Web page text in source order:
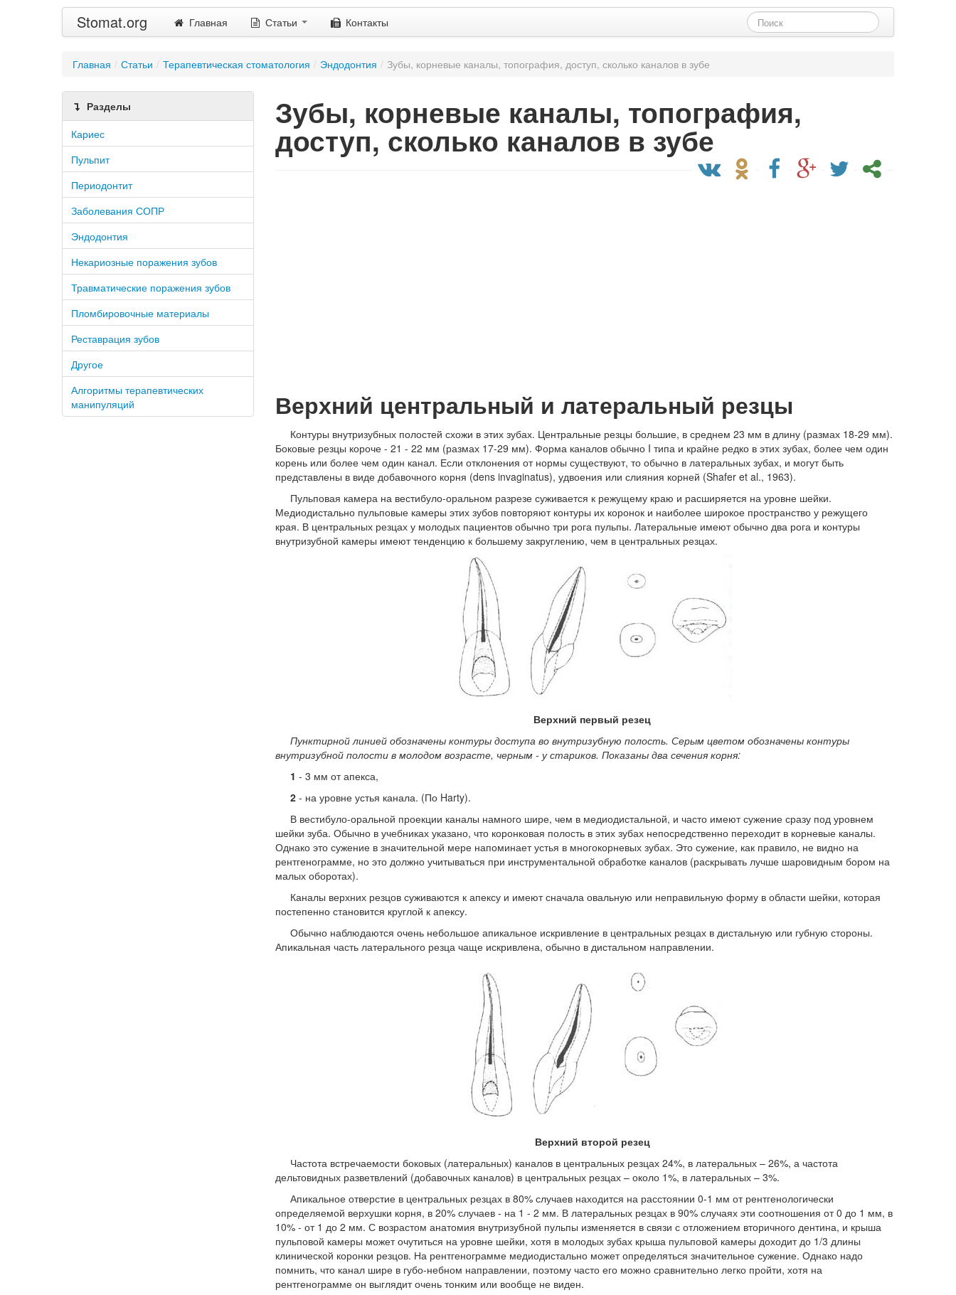
Stomat.org Главная Статьи Контакты
Главная / Статьи / Терапевтическая стоматология / Эндодонтия / Зубы, корневые каналы, топография, доступ, сколько каналов в зубе
Разделы
Кариес
Пульпит
Периодонтит
Заболевания СОПР
Эндодонтия
Некариозные поражения зубов
Травматические поражения зубов
Пломбировочные материалы
Реставрация зубов
Другое
Алгоритмы терапевтических
манипуляций
Зубы, корневые каналы, топография,
доступ, сколько каналов в зубе
Верхний центральный и латеральный резцы
Контуры внутризубных полостей схожи в этих зубах. Центральные резцы большие, в среднем 23 мм в длину (размах 18-29 мм).
Боковые резцы короче - 21 - 22 мм (размах 17-29 мм). Форма каналов обычно I типа и крайне редко в этих зубах, более чем один
корень или более чем один канал. Если отклонения от нормы существуют, то обычно в латеральных зубах, и могут быть
представлены в виде добавочного корня (dens invaginatus), удвоения или слияния корней (Shafer et al., 1963).
Пульповая камера на вестибуло-оральном разрезе суживается к режущему краю и расширяется на уровне шейки.
Медиодистально пульповые камеры этих зубов повторяют контуры их коронок и наиболее широкое пространство у режущего
края. В центральных резцах у молодых пациентов обычно три рога пульпы. Латеральные имеют обычно два рога и контуры
внутризубной камеры имеют тенденцию к большему закруглению, чем в центральных резцах.
Верхний первый резец
Пунктирной линией обозначены контуры доступа во внутризубную полость. Серым цветом обозначены контуры
внутризубной полости в молодом возрасте, черным - у стариков. Показаны два сечения корня:
1 - 3 мм от апекса,
2 - на уровне устья канала. (По Harty).
В вестибуло-оральной проекции каналы намного шире, чем в медиодистальной, и часто имеют сужение сразу под уровнем
шейки зуба. Обычно в учебниках указано, что коронковая полость в этих зубах непосредственно переходит в корневые каналы.
Однако это сужение в значительной мере напоминает устья в многокорневых зубах. Это сужение, как правило, не видно на
рентгенограмме, но это должно учитываться при инструментальной обработке каналов (раскрывать лучше шаровидным бором на
малых оборотах).
Каналы верхних резцов суживаются к апексу и имеют сначала овальную или неправильную форму в области шейки, которая
постепенно становится круглой к апексу.
Обычно наблюдаются очень небольшое апикальное искривление в центральных резцах в дистальную или губную стороны.
Апикальная часть латерального резца чаще искривлена, обычно в дистальном направлении.
Верхний второй резец
Частота встречаемости боковых (латеральных) каналов в центральных резцах 24%, в латеральных – 26%, а частота
дельтовидных разветвлений (добавочных каналов) в центральных резцах – около 1%, в латеральных – 3%.
Апикальное отверстие в центральных резцах в 80% случаев находится на расстоянии 0-1 мм от рентгенологически
определяемой верхушки корня, в 20% случаев - на 1 - 2 мм. В латеральных резцах в 90% случаях эти соотношения от 0 до 1 мм, в
10% - от 1 до 2 мм. С возрастом анатомия внутризубной пульпы изменяется в связи с отложением вторичного дентина, и крыша
пульповой камеры может очутиться на уровне шейки, хотя в молодых зубах крыша пульповой камеры доходит до 1/3 длины
клинической коронки резцов. На рентгенограмме медиодистально может определяться значительное сужение. Однако надо
помнить, что канал шире в губо-небном направлении, поэтому часто его можно сравнительно легко пройти, хотя на
рентгенограмме он выглядит очень тонким или вообще не виден.